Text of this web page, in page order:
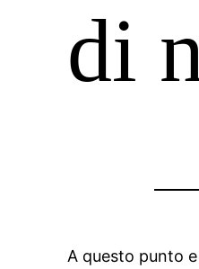
di
A questo punto